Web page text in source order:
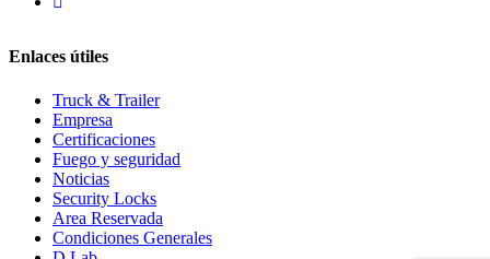
Enlaces útiles
Truck & Trailer
Empresa
Certificaciones
Fuego y seguridad
Noticias
Security Locks
Area Reservada
Condiciones Generales